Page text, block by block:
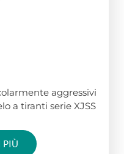
aggressivi
a tiranti serie XJSS
PIÙ